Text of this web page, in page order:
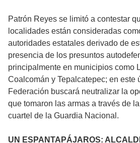
Patrón Reyes se limitó a contestar
localidades están consideradas
autoridades estatales derivado de
presencia de los presuntos
principalmente en municipios como
Coalcomán y Tepalcatepec; en este
Federación buscará neutralizar la
que tomaron las armas a través de
cuartel de la Guardia Nacional.
UN ESPANTAPÁJAROS: